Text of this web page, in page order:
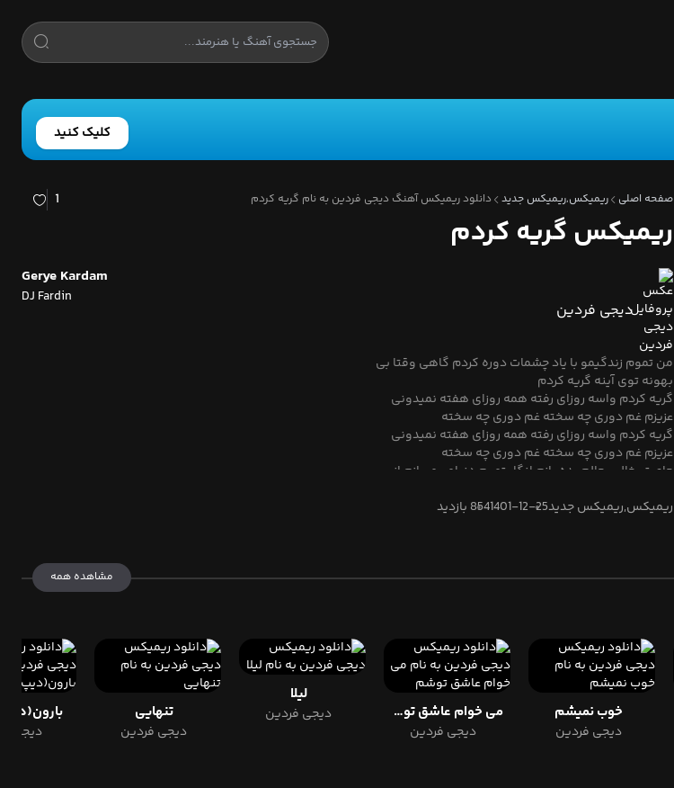
کلیک کنید
صفحه اصلی ریمیکس,ریمیکس جدید دانلود ریمیکس آهنگ دیجی فردین به نام گریه کردم 1
ریمیکس گریه کردم
دیجی فردین
Gerye Kardam
DJ Fardin
من تموم زندگیمو با یاد چشمات دوره کردم گاهی وقتا بی
بهونه توی آینه گریه کردم
گریه کردم واسه روزای رفته همه روزای هفته نمیدونی
عزیزم غم دوری چه سخته غم دوری چه سخته
گریه کردم واسه روزای رفته همه روزای هفته نمیدونی
عزیزم غم دوری چه سخته غم دوری چه سخته
جای تو خالیو حالم بده بازم انگار تموم دنیامو میبازم از
بارونه
ریمیکس,ریمیکس جدید1401-12-25854 بازدید
مشاهده همه
خوب نمیشم
دیجی فردین
می خوام عاشق توشم
دیجی فردین
لیلا
دیجی فردین تنهایی
دیجی فردین دیجی